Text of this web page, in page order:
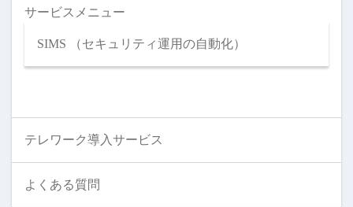
サービスメニュー
SIMS （セキュリティ運用の自動化）
テレワーク導入サービス
よくある質問